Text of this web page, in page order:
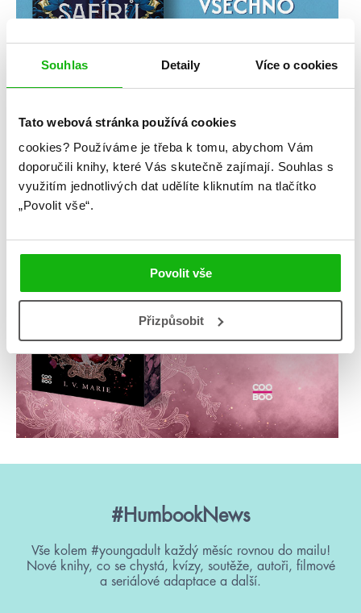
Souhlas Detaily Více o cookies
Tato webová stránka používá cookies
cookies? Používáme je třeba k tomu, abychom Vám
doporučili knihy, které Vás skutečně zajímají. Souhlas s
využitím jednotlivých dat udělíte kliknutím na tlačítko
„Povolit vše“.
Povolit vše
Přizpůsobit
#HumbookNews
Vše kolem #youngadult každý měsíc rovnou do mailu!
Nové knihy, co se chystá, kvízy, soutěže, autoři, filmové
a seriálové adaptace a další.